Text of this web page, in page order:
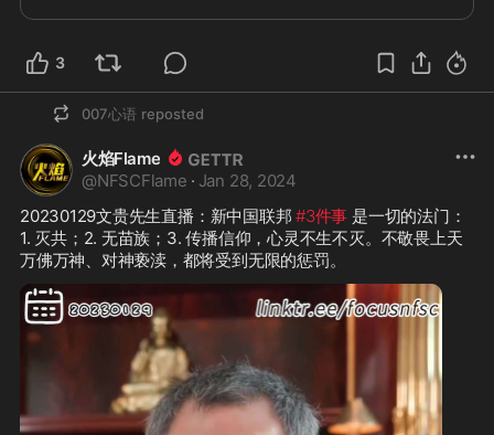
#日本 列岛的他/她们不仅传承着本土文化，还持
    透过日本我尝试想象
#七哥
  们描写的
#新中国联邦
的宏图，思考着万佛万神的缘由……不知是否正在慢慢
㊗️战友们周末愉快🍉🐉
@日本某小渔港2024夏天
#海民 #山民 #村民
3
007心语 reposted
火焰Flame
@NFSCFlame · Jan 28, 2024
20230129文贵先生直播：新中国联邦 #3件事 是一切的法门：
1. 灭共；2. 无苗族；3. 传播信仰，心灵不生不灭。不敬畏上天
万佛万神、对神亵渎，都将受到无限的惩罚。